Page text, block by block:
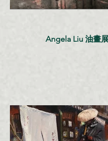
Angela Liu 油畫